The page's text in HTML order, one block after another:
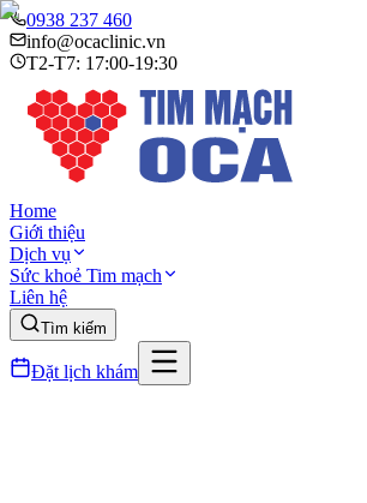
0938 237 460
info@ocaclinic.vn
T2-T7: 17:00-19:30
Home
Giới thiệu
Dịch vụ
Sức khoẻ Tim mạch
Liên hệ
Tìm kiếm
Đặt lịch khám